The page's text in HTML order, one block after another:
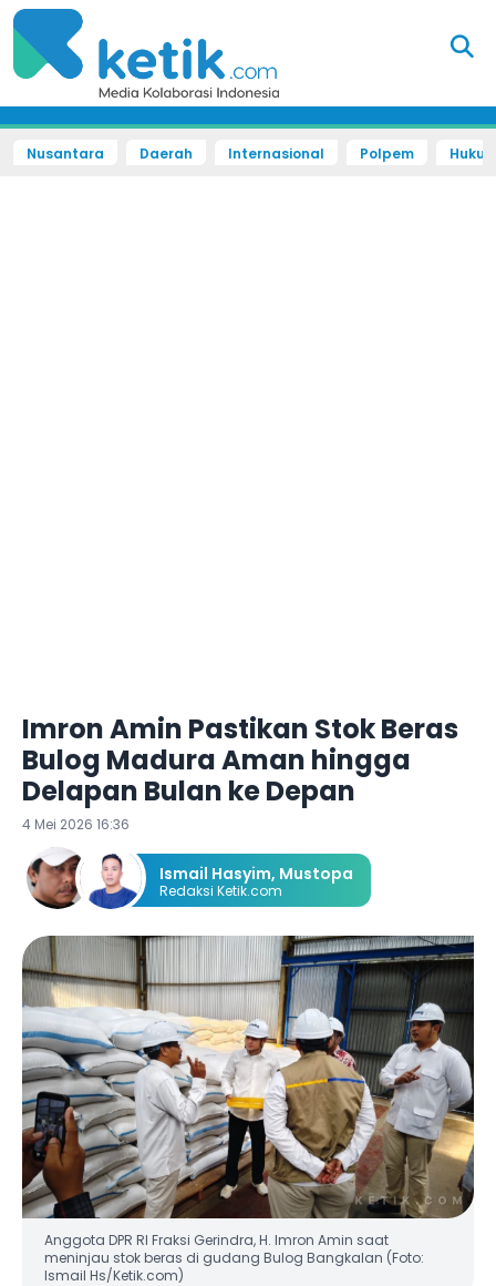
Nusantara Daerah Internasional Polpem
Imron Amin Pastikan Stok Beras
Bulog Madura Aman hingga
Delapan Bulan ke Depan
4 Mei 2026 16:36
Ismail Hasyim, Mustopa
Redaksi Ketik.com
Anggota DPR RI Fraksi Gerindra, H. Imron Amin saat
meninjau stok beras di gudang Bulog Bangkalan (Foto:
Ismail Hs/Ketik.com)